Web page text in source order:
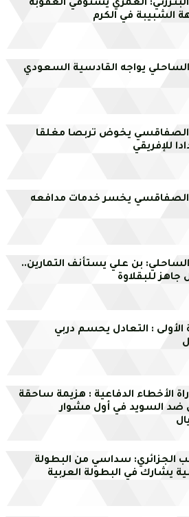
البنزرتي: العمري يستوفي العقوبة
الشبيبة في الكرم
يواجه القادسية السعودي
الصفاقسي يخوض تربصا مغلقا
للإفريقي
الصفاقسي يخسر خدمات مدافعه
بن علي يستأنف التمارين..
جاهز للبقلاوة
الأولى : التعادل يحسم دربي
الأخطاء الدفاعية : هزيمة ساحقة
ضد السويد في أول مشوار
الجزائري: سداسي من البطولة
يشارك في البطولة العربية